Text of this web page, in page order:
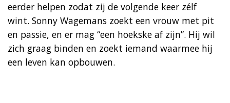
eerder helpen zodat zij de volgende keer zélf
wint. Sonny Wagemans zoekt een vrouw met pit
en passie, en er mag “een hoekske af zijn”. Hij wil
zich graag binden en zoekt iemand waarmee hij
een leven kan opbouwen.